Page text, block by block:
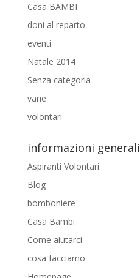
Casa BAMBI
doni al reparto
eventi
Natale 2014
Senza categoria
varie
volontari
informazioni generali
Aspiranti Volontari
Blog
bomboniere
Casa Bambi
Come aiutarci
cosa facciamo